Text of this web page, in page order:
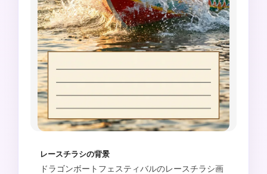
レースチラシの背景
ドラゴンボートフェスティバルのレースチラシ画